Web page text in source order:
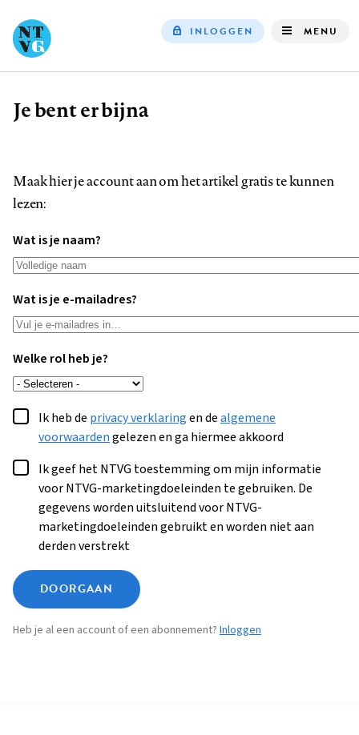
INLOGGEN MENU
Kruimelpad
Je bent er bijna
Maak hier je account aan om het artikel gratis te kunnen
lezen:
Wat is je naam?
Wat is je e-mailadres?
Welke rol heb je?
Ik heb de privacy verklaringen dealgemene
voorwaardengelezen en ga hiermee akkoord
Ik geef het NTVG toestemming om mijn informatie
voor NTVG-marketingdoeleinden te gebruiken. De
gegevens worden uitsluitend voor NTVG-
marketingdoeleinden gebruikt en worden niet aan
derden verstrekt
DOORGAAN
Heb je al een account of een abonnement? Inloggen